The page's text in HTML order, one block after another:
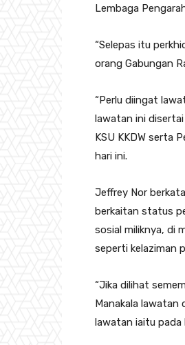
Lembaga
“Selepas itu
orang Gabungan
“Perlu diingat
lawatan ini
KSU KKDW serta
hari ini.
Jeffrey Nor
berkaitan status
sosial miliknya, di
seperti kelaziman
“Jika dilihat
Manakala
lawatan iaitu pada